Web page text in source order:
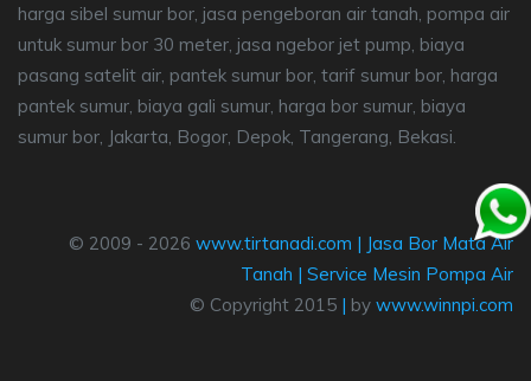
harga sibel sumur bor, jasa pengeboran air tanah, pompa air
untuk sumur bor 30 meter, jasa ngebor jet pump, biaya
pasang satelit air, pantek sumur bor, tarif sumur bor, harga
pantek sumur, biaya gali sumur, harga bor sumur, biaya
sumur bor, Jakarta, Bogor, Depok, Tangerang, Bekasi.
© 2009 - 2026 www.tirtanadi.com | Jasa Bor Mata Air
Tanah | Service Mesin Pompa Air
© Copyright 2015 | by www.winnpi.com